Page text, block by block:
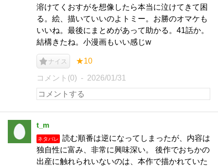
溶けてくおすがを想像したら本当に泣けてきて困
る。絵、描いていいのよトミー。お勝のオマケも
いいね。最後にまとめがあって助かる。41話か。
結構きたね。小漫画もいい感じw
ナイス ★10
コメント(0) 2026/01/31
t_m
ネタバレ
読む順番は逆になってしまったが、内容は
独自性に富み、非常に興味深い。 後作でおちかの
出産に触れられいないのは、本作で描かれていた